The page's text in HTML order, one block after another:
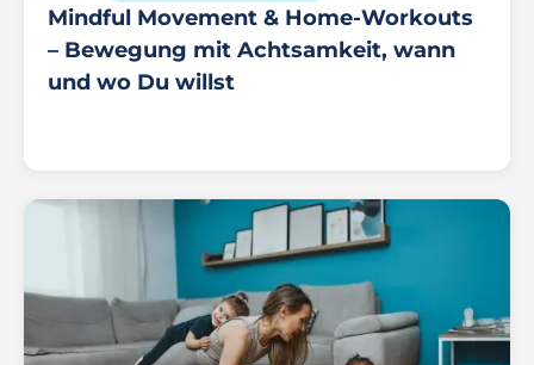
Mindful Movement & Home-Workouts
– Bewegung mit Achtsamkeit, wann
und wo Du willst